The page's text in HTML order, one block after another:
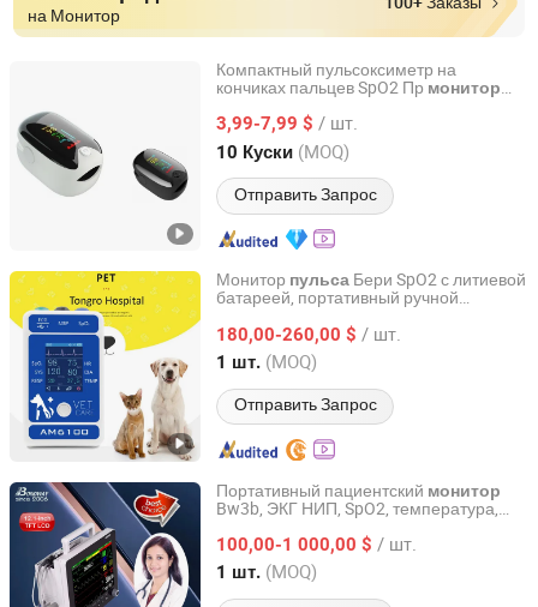
на Монитор
Компактный пульсоксиметр на
кончиках пальцев SpO2 Пр монитор
3,99-7,99 $ / шт.
10 Куски (MOQ)
Отправить Запрос
Shanghai Brother Medical Manufacturer Co., Ltd.
Shanghai, China с 2019
Монитор пульса Бери SpO2 с литиевой
батареей, портативный ручной
180,00-260,00 $ / шт.
1 шт. (MOQ)
Отправить Запрос
Shanghai Berry Electronic Tech Co., Ltd.
Shanghai, China с 2014
Портативный пациентский монитор
Bw3b, ЭКГ НИП, SpO2, температура,
100,00-1 000,00 $ / шт.
1 шт. (MOQ)
Shenzhen Bondway Electronics Co., Ltd.
Guangdong, China с 2008